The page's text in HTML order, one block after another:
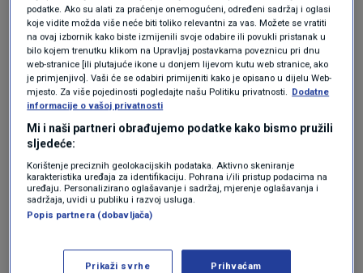
dodatno.
Budi frajer bar na kraju, stisni ruku pobjedniku i
čekaj kraj mandata.
P.S. Ne pitaj me kako sam doznao. Reći ću ti kad
mi odgovoriš na ona moja dva pitanja", napisao
je Butković.
podatke. Ako su alati za praćenje onemogućeni, određeni sadržaj i oglasi
koje vidite možda više neće biti toliko relevantni za vas. Možete se vratiti
na ovaj izbornik kako biste izmijenili svoje odabire ili povukli pristanak u
bilo kojem trenutku klikom na Upravljaj postavkama poveznicu pri dnu
web-stranice [ili plutajuće ikone u donjem lijevom kutu web stranice, ako
je primjenjivo]. Vaši će se odabiri primijeniti kako je opisano u dijelu Web-
mjesto. Za više pojedinosti pogledajte našu Politiku privatnosti. Dodatne
informacije o vašoj privatnosti
Mi i naši partneri obrađujemo podatke kako bismo pružili
sljedeće:
Korištenje preciznih geolokacijskih podataka. Aktivno skeniranje
karakteristika uređaja za identifikaciju. Pohrana i/ili pristup podacima na
uređaju. Personalizirano oglašavanje i sadržaj, mjerenje oglašavanja i
sadržaja, uvidi u publiku i razvoj usluga.
Popis partnera (dobavljača)
Prikaži svrhe Prihvaćam